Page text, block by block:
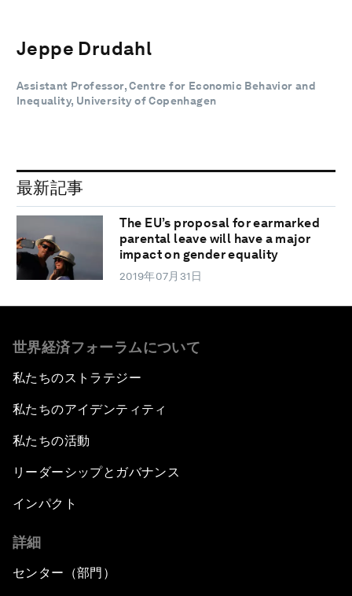
Jeppe Drudahl
Assistant Professor, Centre for Economic Behavior and
Inequality, University of Copenhagen
最新記事
The EU’s proposal for earmarked
parental leave will have a major
impact on gender equality
2019年07月31日
世界経済フォーラムについて
私たちのストラテジー
私たちのアイデンティティ
私たちの活動
リーダーシップとガバナンス
インパクト
詳細
センター（部門）